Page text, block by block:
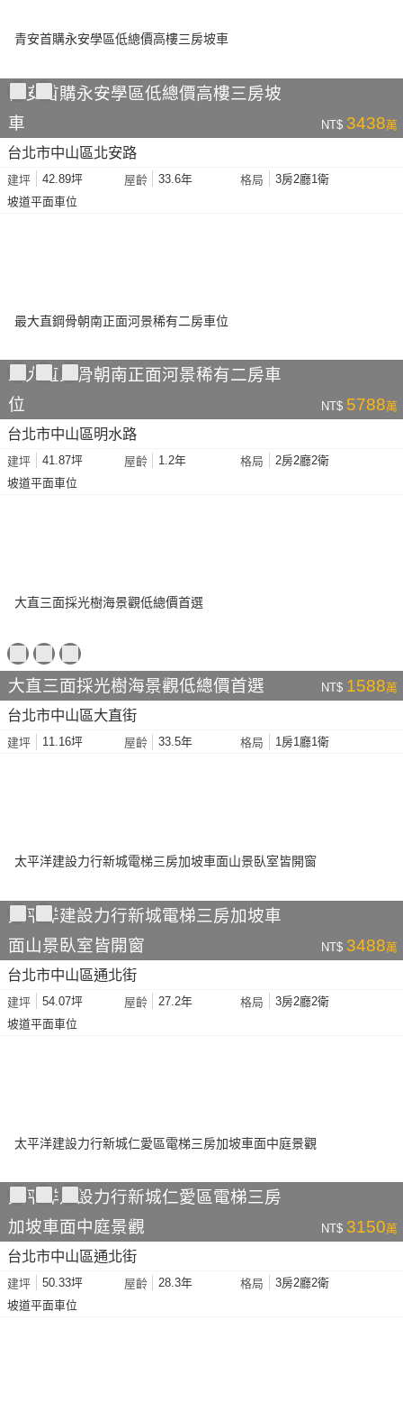
青安首購永安學區低總價高樓三房坡
車
NT$ 3438萬
台北市中山區北安路
建坪 42.89坪 屋齡 33.6年 格局
3房2廳1衛
坡道平面車位
最大直鋼骨朝南正面河景稀有二房車
位
NT$ 5788萬
台北市中山區明水路
建坪 41.87坪 屋齡 1.2年 格局
2房2廳2衛
坡道平面車位
大直三面採光樹海景觀低總價首選 NT$ 1588萬
台北市中山區大直街
建坪 11.16坪 屋齡 33.5年 格局 1房1廳1衛
太平洋建設力行新城電梯三房加坡車
面山景臥室皆開窗
NT$ 3488萬
台北市中山區通北街
建坪 54.07坪 屋齡 27.2年 格局
3房2廳2衛
坡道平面車位
太平洋建設力行新城仁愛區電梯三房
加坡車面中庭景觀
NT$ 3150萬
台北市中山區通北街
建坪 50.33坪 屋齡 28.3年 格局
3房2廳2衛
坡道平面車位